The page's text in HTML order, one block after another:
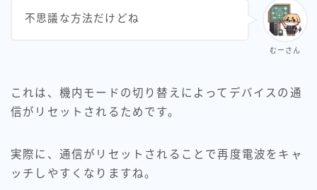
むーさん
不思議な方法だけどね
これは、機内モードの切り替えによってデバイスの通
信がリセットされるためです。
実際に、通信がリセットされることで再度電波をキャ
ッチしやすくなりますね。